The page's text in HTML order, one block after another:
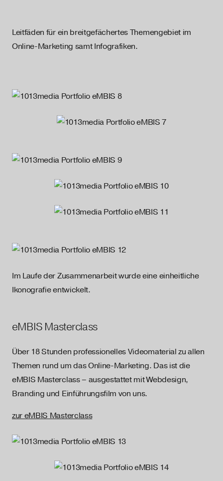
Leitfäden für ein breitgefächertes Themengebiet im
Online-Marketing samt Infografiken.
Im Laufe der Zusammenarbeit wurde eine einheitliche
Ikonografie entwickelt.
eMBIS Masterclass
Über 18 Stunden professionelles Videomaterial zu allen
Themen rund um das Online-Marketing. Das ist die
eMBIS Masterclass – ausgestattet mit Webdesign,
Branding und Einführungsfilm von uns.
zur eMBIS Masterclass